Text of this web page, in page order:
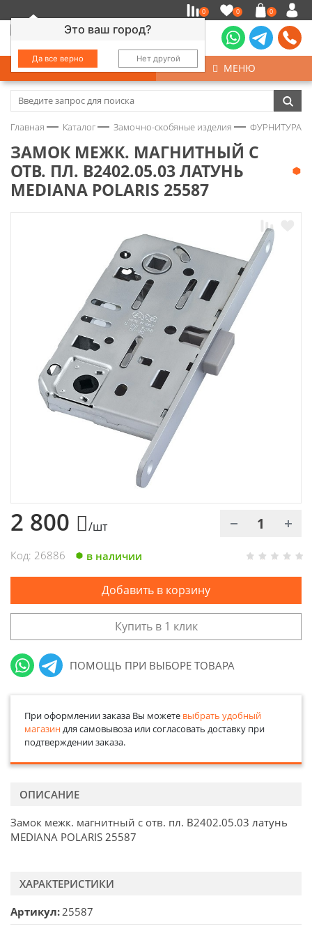
Это ваш город?
Да все верно Нет другой
0 0 0
КАТАЛОГ МЕНЮ
Замочно-скобяные изделия
Колеса
Хозтовары
Электроды и проволока
Главная Каталог Замочно-скобяные изделия ФУРНИТУРА
ЗАМОК МЕЖК. МАГНИТНЫЙ С
ОТВ. ПЛ. В2402.05.03 ЛАТУНЬ
MEDIANA POLARIS 25587
2 800 /шт
Код: 26886 в наличии
Добавить в корзину
Купить в 1 клик
ПОМОЩЬ ПРИ ВЫБОРЕ ТОВАРА
При оформлении заказа Вы можете выбрать удобный
магазиндля самовывоза или согласовать доставку при
подтверждении заказа.
ОПИСАНИЕ
Замок межк. магнитный с отв. пл. В2402.05.03 латунь
MEDIANA POLARIS 25587
ХАРАКТЕРИСТИКИ
Артикул 25587